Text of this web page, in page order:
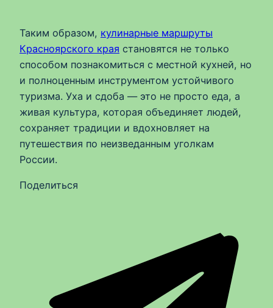
Таким образом, кулинарные маршруты
Красноярского края становятся не только
способом познакомиться с местной кухней, но
и полноценным инструментом устойчивого
туризма. Уха и сдоба — это не просто еда, а
живая культура, которая объединяет людей,
сохраняет традиции и вдохновляет на
путешествия по неизведанным уголкам
России.
Поделиться